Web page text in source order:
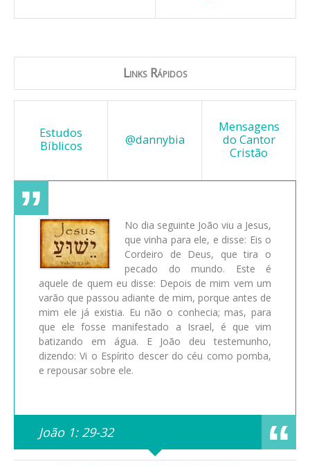
Links Rápidos
Estudos
Bíblicos
@dannybia
Mensagens
do Cantor
Cristão
No dia seguinte João viu a Jesus,
que vinha para ele, e disse: Eis o
Cordeiro de Deus, que tira o
pecado do mundo. Este é
aquele de quem eu disse: Depois de mim vem um
varão que passou adiante de mim, porque antes de
mim ele já existia. Eu não o conhecia; mas, para
que ele fosse manifestado a Israel, é que vim
batizando em água. E João deu testemunho,
dizendo: Vi o Espírito descer do céu como pomba,
e repousar sobre ele.
João 1: 29-32